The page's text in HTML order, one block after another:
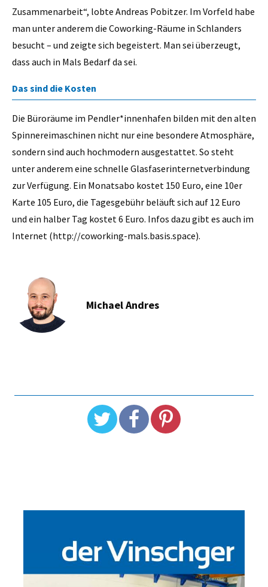
Zusammenarbeit“, lobte Andreas Pobitzer. Im Vorfeld habe
man unter anderem die Coworking-Räume in Schlanders
besucht – und zeigte sich begeistert. Man sei überzeugt,
dass auch in Mals Bedarf da sei.
Das sind die Kosten
Die Büroräume im Pendler*innenhafen bilden mit den alten
Spinnereimaschinen nicht nur eine besondere Atmosphäre,
sondern sind auch hochmodern ausgestattet. So steht
unter anderem eine schnelle Glasfaserinternetverbindung
zur Verfügung. Ein Monatsabo kostet 150 Euro, eine 10er
Karte 105 Euro, die Tagesgebühr beläuft sich auf 12 Euro
und ein halber Tag kostet 6 Euro. Infos dazu gibt es auch im
Internet (http://coworking-mals.basis.space).
Michael Andres